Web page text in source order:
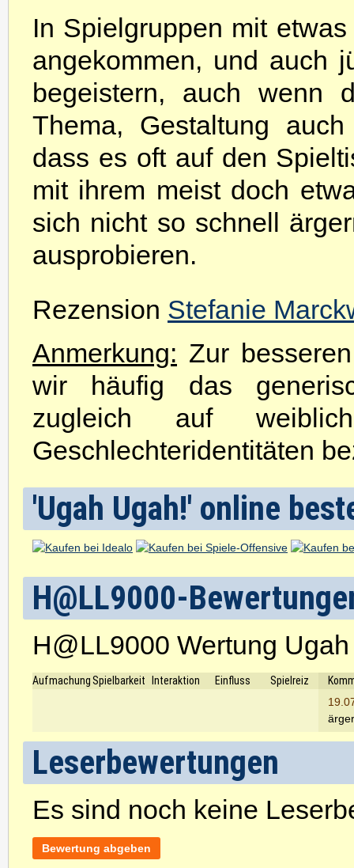
In Spielgruppen mit
angekommen, und auch
begeistern, auch wenn
Thema, Gestaltung
dass es oft auf den
mit ihrem meist doch
sich nicht so schnell
ausprobieren.
Rezension Stefanie
Anmerkung: Zur
wir häufig das
zugleich auf
Geschlechteridentitäten
'Ugah Ugah!' online
H@LL9000-
H@LL9000 Wertung
Aufmachung Spielbarkeit Interaktion Einfluss Spielreiz
Leserbewertungen
Es sind noch keine
Bewertung abgeben